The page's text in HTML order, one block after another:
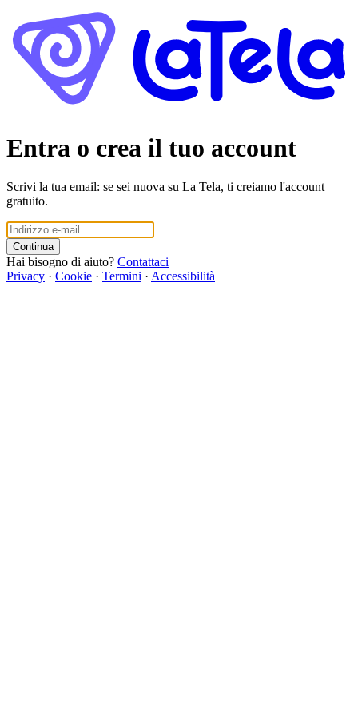
Entra o crea il tuo account
Scrivi la tua email: se sei nuova su La Tela, ti creiamo l'account
gratuito.
Continua
Hai bisogno di aiuto? Contattaci
Privacy · Cookie · Termini · Accessibilità